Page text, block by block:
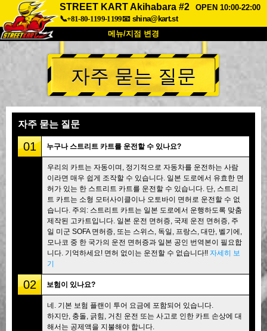
STREET KART Akihabara #2
OPEN 10:00-22:00
📞+81-80-1199-1199📧 shina@kart.st
메뉴/지점 변경
최상단
소개 사양 가격
회사 정보
도쿄 시나가와 #1 도쿄 아키하바라#1
도쿄 아키하바라#2 도쿄 시부야
도쿄 시부야 애넥스 도쿄 베이
도쿄 아사쿠사 오사카
오키나와
자주 묻는 질문
자주 묻는 질문
01 누구나 스트리트 카트를 운전할 수 있나요?
우리의 카트는 자동이며, 정기적으로 자동차를 운전하는 사람
이라면 매우 쉽게 조작할 수 있습니다. 일본 도로에서 유효한 면
허가 있는 한 스트리트 카트를 운전할 수 있습니다. 단, 스트리
트 카트는 소형 모터사이클이나 오토바이 면허로 운전할 수 없
습니다. 주의: 스트리트 카트는 일본 도로에서 운행하도록 맞춤
제작된 고카트입니다. 일본 운전 면허증, 국제 운전 면허증, 주
일 미군 SOFA 면허증, 또는 스위스, 독일, 프랑스, 대만, 벨기에,
모나코 중 한 국가의 운전 면허증과 일본 공인 번역본이 필요합
니다. 기억하세요! 면허 없이는 운전할 수 없습니다!! 자세히 보
기
02 보험이 있나요?
네. 기본 보험 플랜이 투어 요금에 포함되어 있습니다.
하지만, 충돌, 긁힘, 거친 운전 또는 사고로 인한 카트 손상에 대
해서는 공제액을 지불해야 합니다.